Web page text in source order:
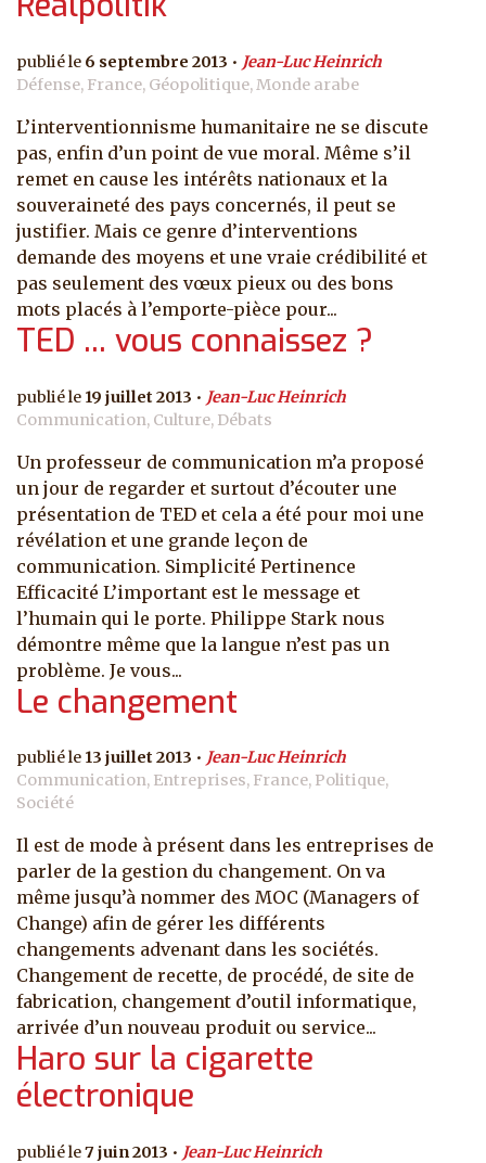
6 septembre 2013
Jean-Luc Heinrich
Défense, France, Géopolitique, Monde arabe
L’interventionnisme humanitaire ne se discute
pas, enfin d’un point de vue moral. Même s’il
remet en cause les intérêts nationaux et la
souveraineté des pays concernés, il peut se
justifier. Mais ce genre d’interventions
demande des moyens et une vraie crédibilité et
pas seulement des vœux pieux ou des bons
mots placés à l’emporte-pièce pour...
TED ... vous connaissez ?
19 juillet 2013
Jean-Luc Heinrich
Communication, Culture, Débats
Un professeur de communication m’a proposé
un jour de regarder et surtout d’écouter une
présentation de TED et cela a été pour moi une
révélation et une grande leçon de
communication. Simplicité Pertinence
Efficacité L’important est le message et
l’humain qui le porte. Philippe Stark nous
démontre même que la langue n’est pas un
problème. Je vous...
Le changement
13 juillet 2013
Jean-Luc Heinrich
Communication, Entreprises, France, Politique,
Société
Il est de mode à présent dans les entreprises de
parler de la gestion du changement. On va
même jusqu’à nommer des MOC (Managers of
Change) afin de gérer les différents
changements advenant dans les sociétés.
Changement de recette, de procédé, de site de
fabrication, changement d’outil informatique,
arrivée d’un nouveau produit ou service...
Haro sur la cigarette
électronique
7 juin 2013
Jean-Luc Heinrich